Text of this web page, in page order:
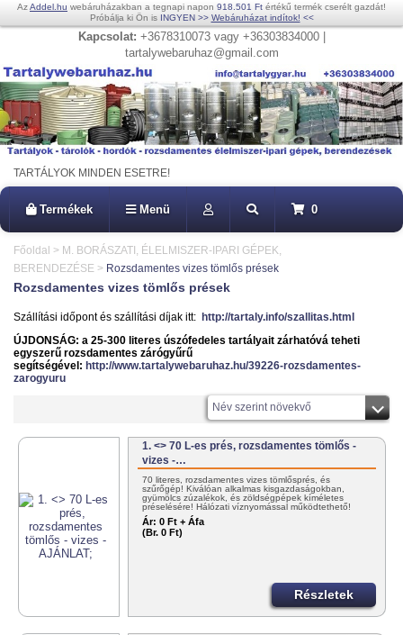
AzAddel.hu webáruházakban a tegnapi napon 918.501 Ft értékű termék cserélt gazdát!
Próbálja ki Ön is INGYEN >> Webáruházat indítok! <<
Kapcsolat: +3678310073 vagy +36303834000 |
tartalywebaruhaz@gmail.com
TARTÁLYOK MINDEN ESETRE!
Termékek Menü 0
Főoldal > M. BORÁSZATI, ÉLELMISZER-IPARI GÉPEK,
BERENDEZÉSE > Rozsdamentes vizes tömlős prések
Rozsdamentes vizes tömlős prések
Szállítási időpont és szállítási díjak itt: http://tartaly.info/szallitas.html
ÚJDONSÁG: a 25-300 literes úszófedeles tartályait zárhatóvá teheti
egyszerű rozsdamentes zárógyűrű
segítségével: http://www.tartalywebaruhaz.hu/39226-rozsdamentes-
zarogyuru
Név szerint növekvő
1. <> 70 L-es prés, rozsdamentes tömlős -
vizes -…
70 literes, rozsdamentes vizes tömlősprés, és
szűrőgép! Kiválóan alkalmas kisgazdaságokban,
gyümölcs zúzalékok, és zöldségpépek kíméletes
préselésére! Hálózati víznyomással működtethető!
+36303834000
Ár: 0 Ft + Áfa
(Br. 0 Ft)
Részletek